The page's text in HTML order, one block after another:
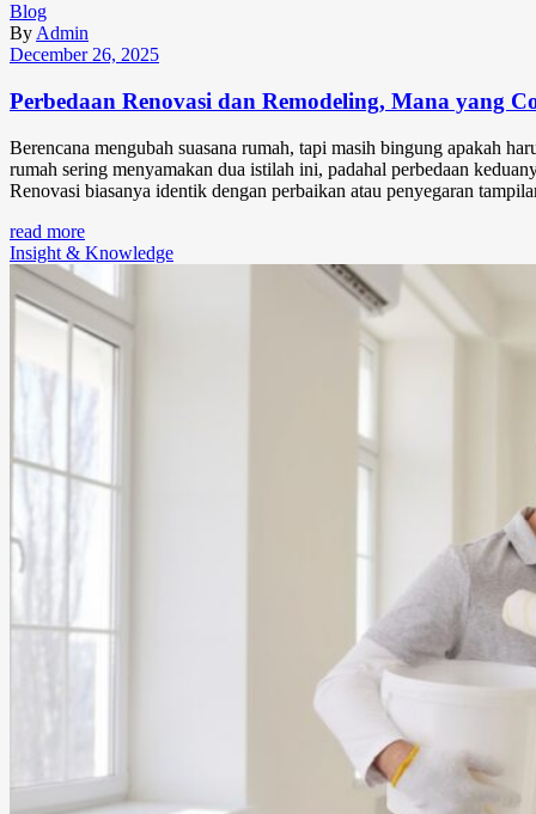
Blog
By Admin
December 26, 2025
Perbedaan Renovasi dan Remodeling, Mana yang
Berencana mengubah suasana rumah, tapi masih bingung apakah
rumah sering menyamakan dua istilah ini, padahal perbedaan
Renovasi biasanya identik dengan perbaikan atau penyegaran
read more
Insight & Knowledge